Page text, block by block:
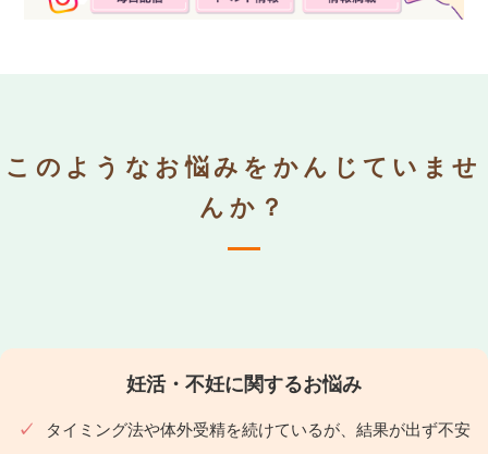
このようなお悩みをかんじていませ
んか？
妊活・不妊に関するお悩み
タイミング法や体外受精を続けているが、結果が出ず不安